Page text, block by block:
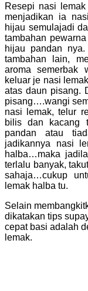
Resepi nasi
menjadikan ia
hijau semulajadi
tambahan
hijau pandan
tambahan lain,
aroma semerbak
keluar je nasi
atas daun pisang.
pisang….wangi
nasi lemak, telur
bilis dan kacang
pandan atau
jadikannya nasi
halba…maka
terlalu banyak,
sahaja…cukup
lemak halba tu.
Selain
dikatakan tips
cepat basi adalah
lemak.